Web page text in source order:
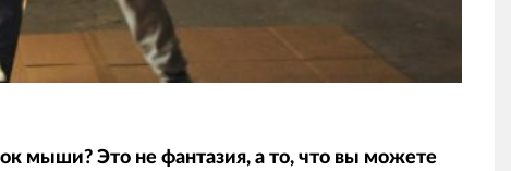
мыши? Это не фантазия, а то, что вы можете